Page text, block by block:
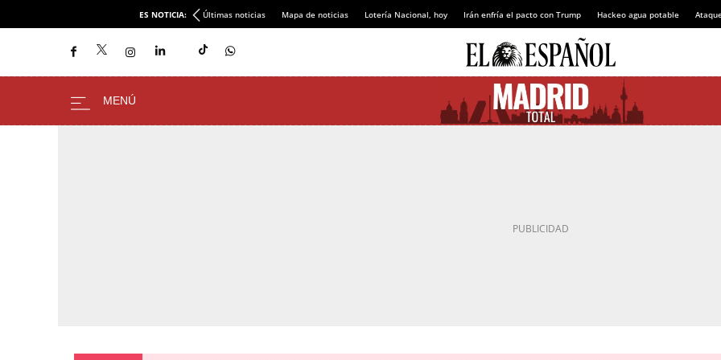
ES NOTICIA: Últimas noticias Mapa de noticias Lotería Nacional, hoy Irán enfría el pacto con Trump Hackeo agua potable